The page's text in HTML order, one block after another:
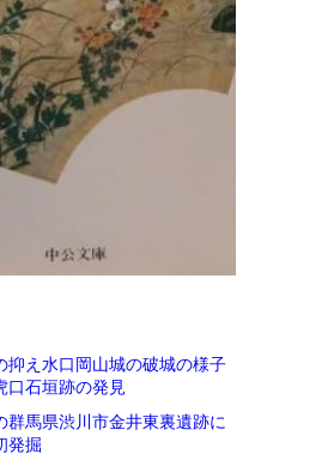
抑え水口岡山城の破城の様子
口石垣跡の発見
群馬県渋川市金井東裏遺跡に
発掘